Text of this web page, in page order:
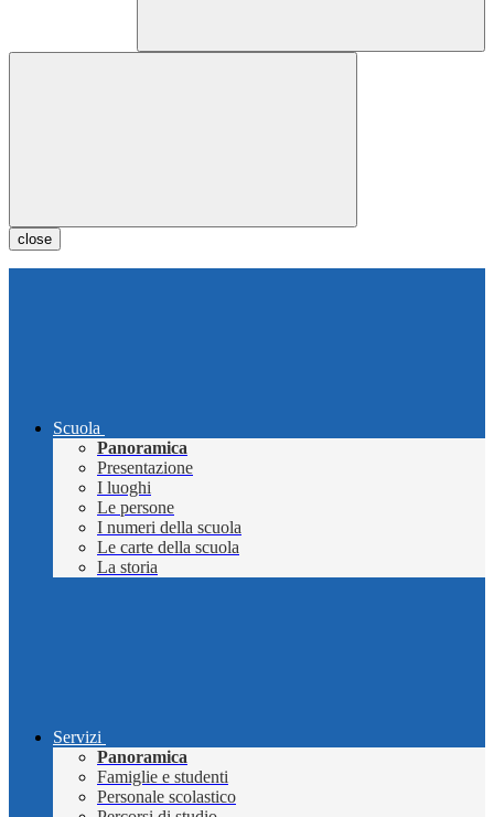
close
Scuola
Panoramica
Presentazione
I luoghi
Le persone
I numeri della scuola
Le carte della scuola
La storia
Servizi
Panoramica
Famiglie e studenti
Personale scolastico